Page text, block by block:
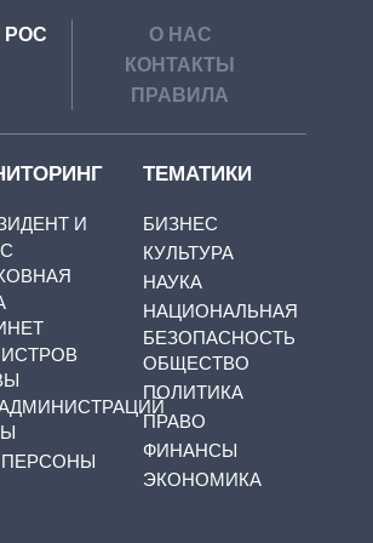
РОС
О НАС
КОНТАКТЫ
ПРАВИЛА
И
ПЕРСОНЫ
ТЕМАТИКИ
БИЗНЕС
КУЛЬТУРА
НАУКА
НАЦИОНАЛЬНАЯ
БЕЗОПАСНОСТЬ
ОБЩЕСТВО
ПОЛИТИКА
ПРАВО
ФИНАНСЫ
ЭКОНОМИКА